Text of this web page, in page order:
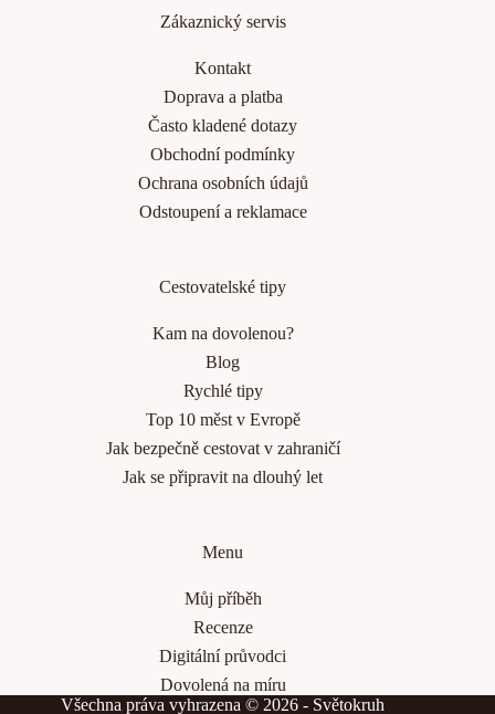
Zákaznický servis
Kontakt
Doprava a platba
Často kladené dotazy
Obchodní podmínky
Ochrana osobních údajů
Odstoupení a reklamace
Cestovatelské tipy
Kam na dovolenou?
Blog
Rychlé tipy
Top 10 měst v Evropě
Jak bezpečně cestovat v zahraničí
Jak se připravit na dlouhý let
Menu
Můj příběh
Recenze
Digitální průvodci
Dovolená na míru
Všechna práva vyhrazena © 2026 - Světokruh